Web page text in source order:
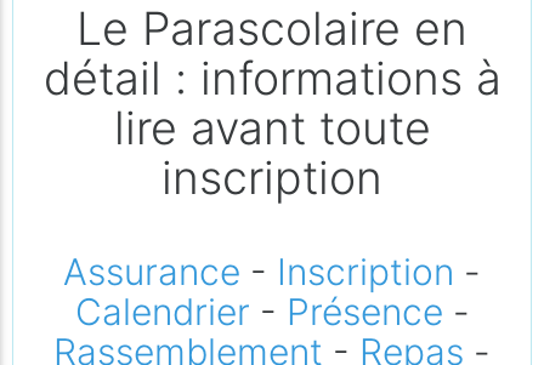
Le Parascolaire en
détail : informations à
lire avant toute
inscription
Assurance - Inscription -
Calendrier - Présence -
Rassemblement - Repas -